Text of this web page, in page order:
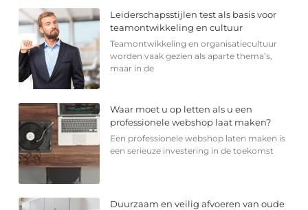
Leiderschapsstijlen test als basis voor
teamontwikkeling en cultuur
Teamontwikkeling en organisatiecultuur
worden vaak gezien als aparte thema’s,
maar in de
Waar moet u op letten als u een
professionele webshop laat maken?
Een professionele webshop laten maken is
een serieuze investering in de toekomst
Duurzaam en veilig afvoeren van oude